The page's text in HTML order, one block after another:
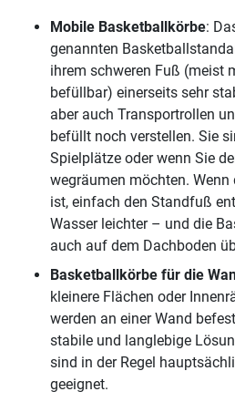
Mobile Basketballkörbe:
genannten
ihrem schweren Fuß (meist
befüllbar) einerseits sehr
aber auch Transportrollen
befüllt noch verstellen. Sie
Spielplätze oder wenn Sie
wegräumen möchten.
ist, einfach den Standfuß
Wasser leichter – und die
auch auf dem Dachboden
Basketballkörbe für die
kleinere Flächen oder
werden an einer Wand
stabile und langlebige
sind in der Regel
geeignet.